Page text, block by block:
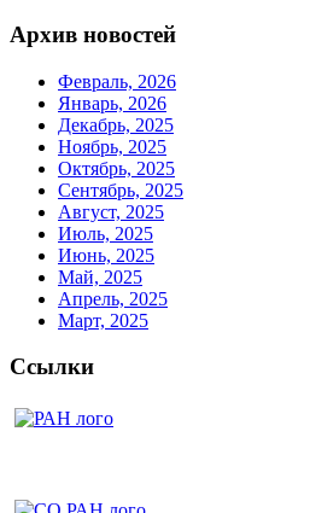
Архив новостей
Февраль, 2026
Январь, 2026
Декабрь, 2025
Ноябрь, 2025
Октябрь, 2025
Сентябрь, 2025
Август, 2025
Июль, 2025
Июнь, 2025
Май, 2025
Апрель, 2025
Март, 2025
Ссылки